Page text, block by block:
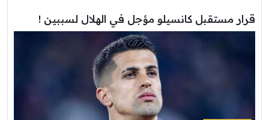
قرار مستقبل كانسيلو مؤجل في الهلال لسببين !